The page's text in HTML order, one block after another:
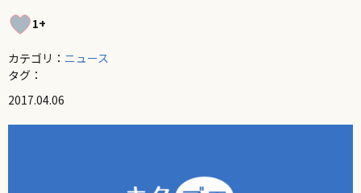
1+
カテゴリ： ニュース
タグ：
2017.04.06